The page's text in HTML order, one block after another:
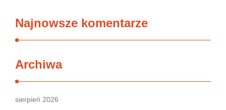
Najnowsze komentarze
Archiwa
sierpień 2026